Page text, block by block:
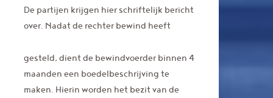
De partijen krijgen hier schriftelijk bericht
over. Nadat de rechter bewind heeft
gesteld, dient de bewindvoerder binnen 4
maanden een boedelbeschrijving te
maken. Hierin worden het bezit van de